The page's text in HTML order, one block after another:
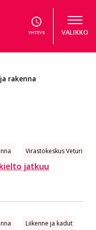
YHTEYS VALIKKO
rakenna
Virastokeskus Veturi
jatkuu
Liikenne ja kadut